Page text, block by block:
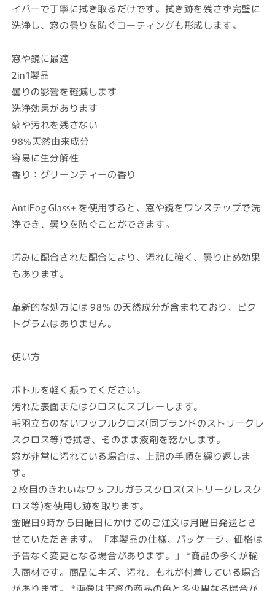
イバーで丁寧に拭き取るだけです。拭き跡を残さず完璧に
洗浄し、窓の曇りを防ぐコーティングも形成します。
窓や鏡に最適
2in1製品
曇りの影響を軽減します
洗浄効果があります
縞や汚れを残さない
98%天然由来成分
容易に生分解性
香り：グリーンティーの香り
AntiFog Glass+ を使用すると、窓や鏡をワンステップで洗
浄でき、曇りを防ぐことができます。
巧みに配合された配合により、汚れに強く、曇り止め効果
もあります。
革新的な処方には 98% の天然成分が含まれており、ピク
トグラムはありません。
使い方
ボトルを軽く振ってください。
汚れた表面またはクロスにスプレーします。
毛羽立ちのないワッフルクロス(同ブランドのストリークレ
スクロス等)で拭き、そのまま液剤を乾かします。
窓が非常に汚れている場合は、上記の手順を繰り返しま
す。
2 枚目のきれいなワッフルガラスクロス(ストリークレスク
ロス等)を使用し跡を取ります。
金曜日9時から日曜日にかけてのご注文は月曜日発送とさ
せていただきます。 「本製品の仕様、パッケージ、価格は
予告なく変更となる場合があります。」 *商品の多くが輸
入商材です。商品にキズ、汚れ、もれが付着している場合
があります。 *画像は実際の商品の色と多少異なる場合が